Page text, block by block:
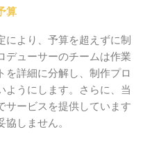
算
により、予算を超えずに制
デューサーのチームは作業
を詳細に分解し、制作プロ
ようにします。さらに、当
サービスを提供しています
しません。